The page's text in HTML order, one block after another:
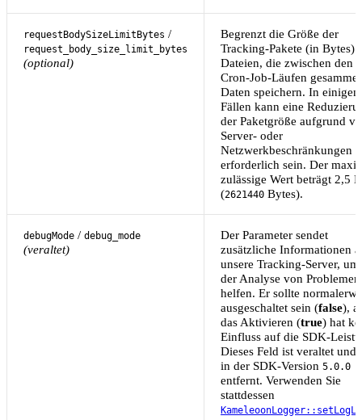
requestBodySizeLimitBytes /
request_body_size_limit_bytes
(optional)
Begrenzt die Größe der
Tracking-Pakete (in
Dateien, die zwischen den
Cron-Job-Läufen
Daten speichern. In einigen
Fällen kann eine
der Paketgröße aufgrund
Server- oder
Netzwerkbeschränkungen
erforderlich sein. Der
zulässige Wert beträgt 2,5
(2621440 Bytes).
debugMode / debug_mode
(veraltet)
Der Parameter sendet
zusätzliche Informationen
unsere Tracking-Server,
der Analyse von
helfen. Er sollte
ausgeschaltet sein (false),
das Aktivieren (true) hat
Einfluss auf die SDK-
Dieses Feld ist veraltet und
in der SDK-Version 5.0.0
entfernt. Verwenden Sie
stattdessen